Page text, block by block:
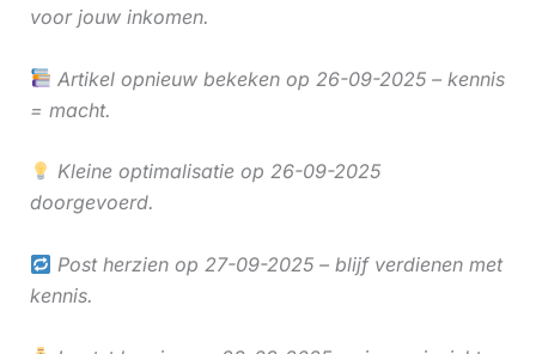
voor jouw inkomen.
Artikel opnieuw bekeken op 26-09-2025 – kennis
= macht.
Kleine optimalisatie op 26-09-2025
doorgevoerd.
Post herzien op 27-09-2025 – blijf verdienen met
kennis.